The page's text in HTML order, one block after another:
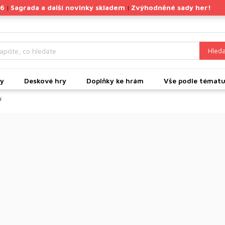
| Sagrada a další novinky skladem | Zvýhodněné sady her!
Deskové hry Doplňky ke hrám Vše podle tématu